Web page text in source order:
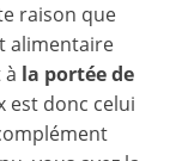
raison que
alimentaire
à la portée de
est donc celui